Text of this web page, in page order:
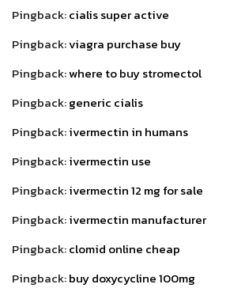
Pingback:cialis super active
Pingback:viagra purchase buy
Pingback:where to buy stromectol
Pingback:generic cialis
Pingback:ivermectin in humans
Pingback:ivermectin use
Pingback:ivermectin 12 mg for sale
Pingback:ivermectin manufacturer
Pingback:clomid online cheap
Pingback:buy doxycycline 100mg